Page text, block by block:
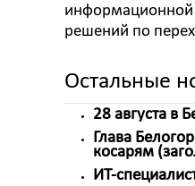
информационной
решений по
Остальные
28 августа в
Глава
косарям
ИТ-